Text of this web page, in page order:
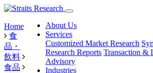
About Us
Services
Customized Market Research
Research Reports Transaction &
Advisory
Industries
Home
食
品・
飲料
食品